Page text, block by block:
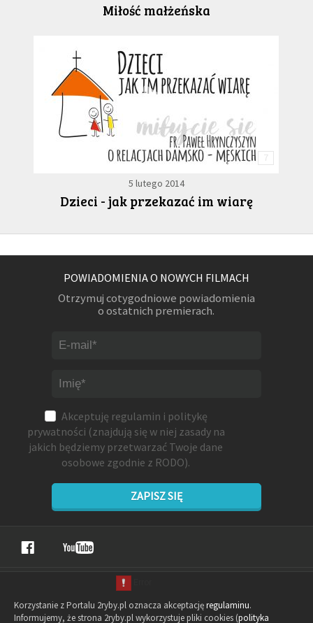
Miłość małżeńska
7
5 lutego 2014
Dzieci - jak przekazać im wiarę
POWIADOMIENIA O NOWYCH FILMACH
Otrzymuj cotygodniowe powiadomienia
o ostatnich premierach.
Akceptuję regulamin i politykę
prywatności (znajdują się w niej zasady na
jakich będziemy przetwarzać Twoje dane
osobowe zgodnie z RODO).
ZAPISZ SIĘ
Korzystanie z Portalu 2ryby.pl oznacza akceptacjęregulaminu.
Informujemy, że strona 2ryby.pl wykorzystuje pliki cookies (polityka